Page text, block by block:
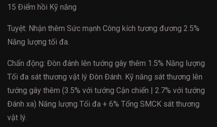
15 Điểm hồi Kỹ năng
Tuyệt: Nhận thêm Sức mạnh Công kích tương đương 2.5%
Năng lượng tối đa.
Chấn động: Đòn đánh lên tướng gây thêm 1.5% Năng lượng
Tối đa sát thương vật lý Đòn Đánh. Kỹ năng sát thương lên
tướng gây thêm (3.5% với tướng Cận chiến | 2.7% với tướng
Đánh xa) Năng lượng Tối đa + 6% Tổng SMCK sát thương
vật lý.